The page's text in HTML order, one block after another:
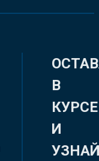
В
КУРСЕ
И